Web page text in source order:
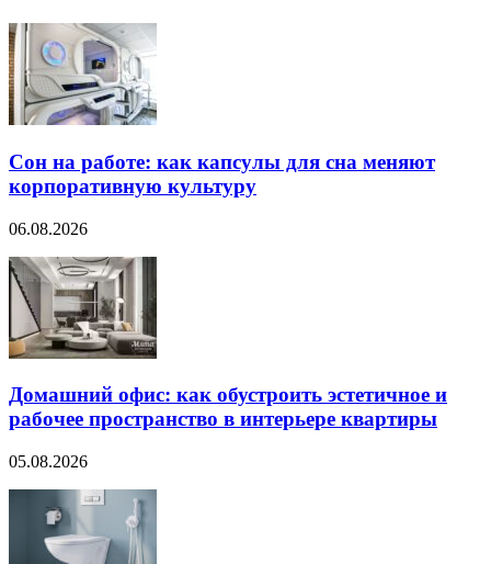
Сон на работе: как капсулы для сна меняют
корпоративную культуру
06.08.2026
Домашний офис: как обустроить эстетичное и
рабочее пространство в интерьере квартиры
05.08.2026